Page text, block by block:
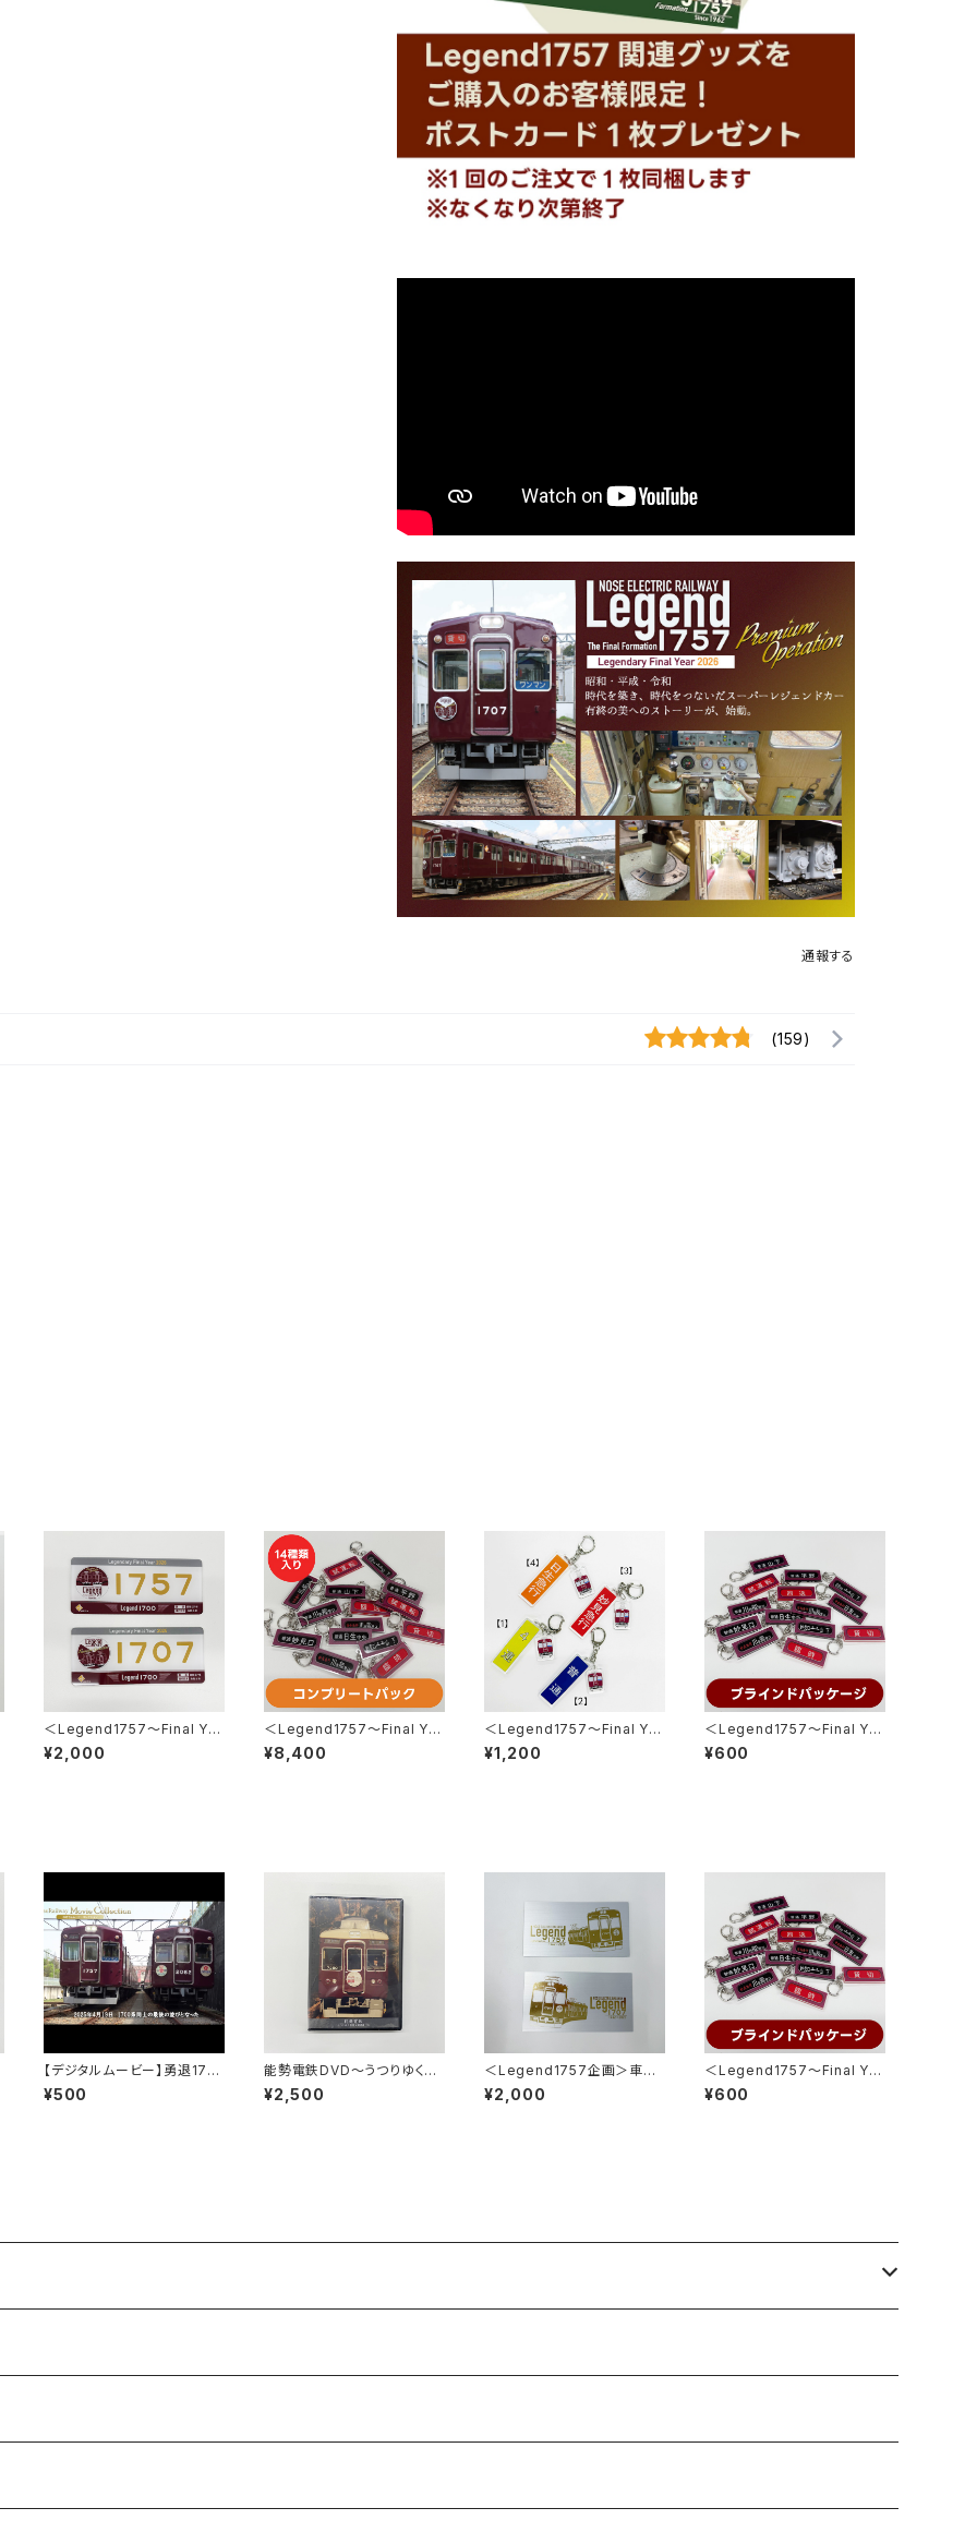
通報する
(159)
＜Legend1757～Final Ye
ar 2026～＞車内掲出プレー
ト2枚セット
¥2,000
＜Legend1757～Final Ye
ar 2026～＞ 側面方向幕キ
ーホルダー※コンプリートパッ
¥8,400
＜Legend1757～Final Ye
ar 2026～＞スタフ用列車種
別プレートキーホルダー
¥1,200
＜Legend1757～Final Ye
ar 2026～＞ 側面方向幕キ
ーホルダー※ブラインドパッケ
¥600
【デジタルムービー】勇退1755
～能勢電鉄を支えた君に感謝
～
¥500
能勢電鉄DVD～うつりゆく季
節を駆け抜ける～
¥2,500
＜Legend1757企画＞車内
掲出記念銘板シート（箔押し）
2枚セット
¥2,000
＜Legend1757～Final Ye
ar 2026～＞ 側面方向幕キ
ーホルダー※ブラインドパッケ
¥600